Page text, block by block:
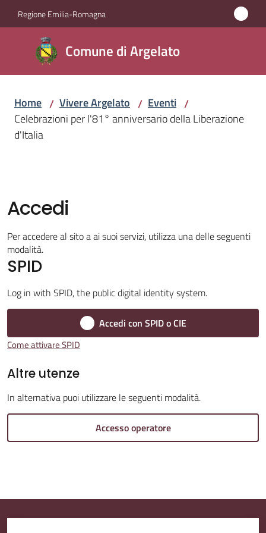
Vai al contenuto
Vai alla navigazione
Vai al footer
Regione Emilia-Romagna
Comune di Argelato
Comune
di
Argelato
Amministrazione
Vivere
Argelato
Menu selezionato
Amministrazione
Trasparente
Tutti
gli
argomenti...
Home / Vivere Argelato / Eventi /
Celebrazioni per l'81° anniversario della Liberazione
d'Italia
Accedi
Per accedere al sito a ai suoi servizi, utilizza una delle seguenti
modalità.
SPID
Log in with SPID, the public digital identity system.
Accedi con SPID o CIE
Come attivare SPID
Altre utenze
In alternativa puoi utilizzare le seguenti modalità.
Accesso operatore